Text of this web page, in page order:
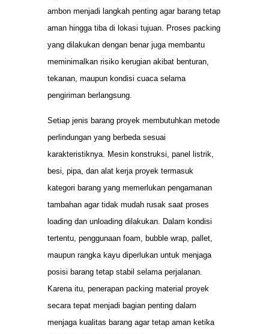
ambon menjadi langkah penting agar barang tetap
aman hingga tiba di lokasi tujuan. Proses packing
yang dilakukan dengan benar juga membantu
meminimalkan risiko kerugian akibat benturan,
tekanan, maupun kondisi cuaca selama
pengiriman berlangsung.
Setiap jenis barang proyek membutuhkan metode
perlindungan yang berbeda sesuai
karakteristiknya. Mesin konstruksi, panel listrik,
besi, pipa, dan alat kerja proyek termasuk
kategori barang yang memerlukan pengamanan
tambahan agar tidak mudah rusak saat proses
loading dan unloading dilakukan. Dalam kondisi
tertentu, penggunaan foam, bubble wrap, pallet,
maupun rangka kayu diperlukan untuk menjaga
posisi barang tetap stabil selama perjalanan.
Karena itu, penerapan packing material proyek
secara tepat menjadi bagian penting dalam
menjaga kualitas barang agar tetap aman ketika